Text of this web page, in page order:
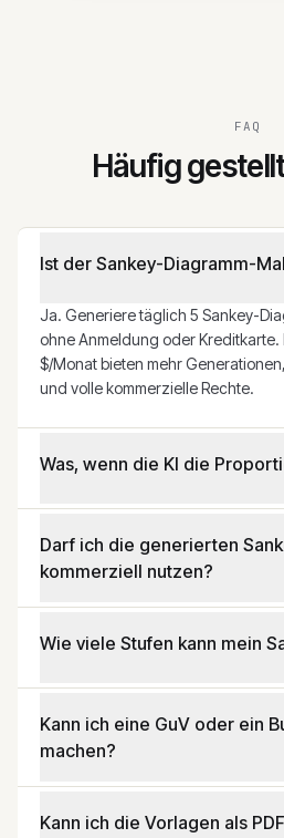
FAQ
Häufig
Ist der Sankey-Diagramm-
Ja. Generiere täglich 5 Sankey-
ohne Anmeldung oder Kreditkarte.
$/Monat bieten mehr
und volle kommerzielle Rechte.
Was, wenn die KI die
Darf ich die generierten
kommerziell nutzen?
Wie viele Stufen kann mein
Kann ich eine GuV oder ein
machen?
Kann ich die Vorlagen als